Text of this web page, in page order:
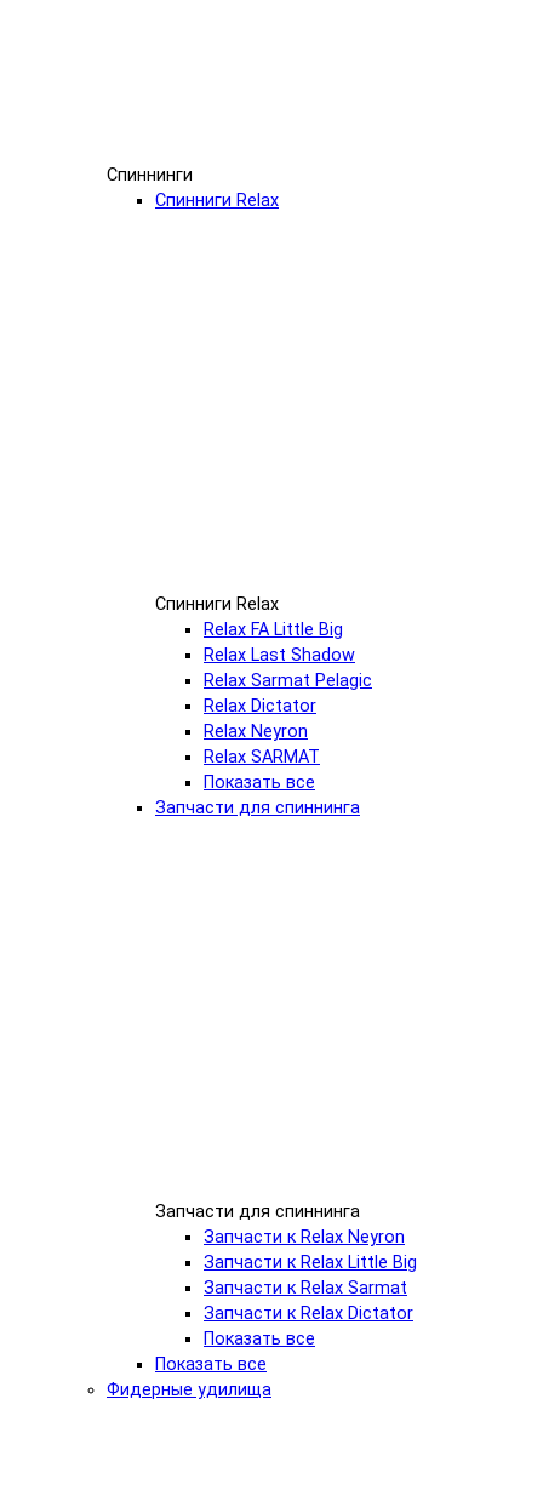
Спиннинги
Спинниги Relax
Спинниги Relax
Relax FA Little Big
Relax Last Shadow
Relax Sarmat Pelagic
Relax​ Dictator
Relax​ Neyron
Relax​ SARMAT
Показать все
Запчасти для спиннинга
Запчасти для спиннинга
Запчасти к Relax Neyron
Запчасти к Relax Little Big
Запчасти к Relax Sarmat
Запчасти к Relax Dictator
Показать все
Показать все
Фидерные удилища